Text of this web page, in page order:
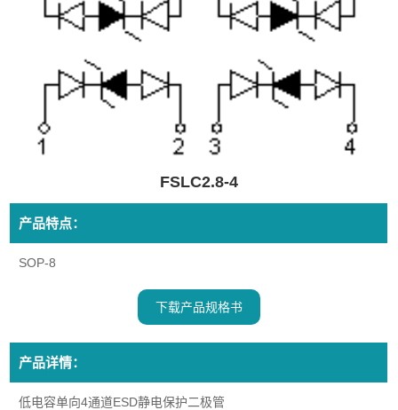
FSLC2.8-4
产品特点：
SOP-8
下载产品规格书
产品详情：
低电容单向4通道ESD静电保护二极管